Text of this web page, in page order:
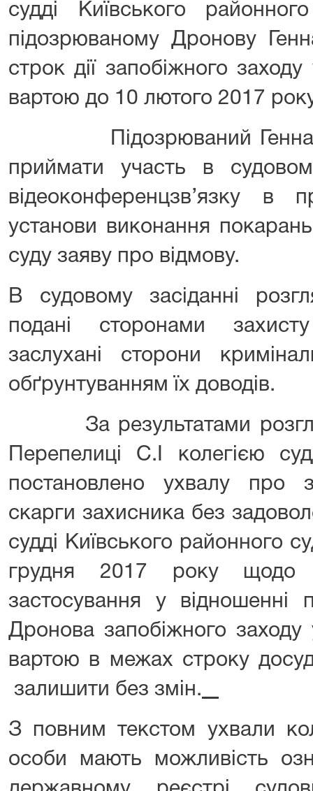
судді Київського
підозрюваному Дронову
строк дії запобіжного
вартою до 10 лютого 2017
Підозрюваний
приймати участь в
відеоконференцзв’язку в
установи виконання
суду заяву про відмову.
В судовому засіданні
подані сторонами
заслухані сторони
обґрунтуванням їх доводів.
За результатами
Перепелиці С.І колегією
постановлено ухвалу про
скарги захисника без
судді Київського районного
грудня 2017 року щодо
застосування у відношенні
Дронова запобіжного заходу
вартою в межах строку
залишити без змін.
З повним текстом ухвали
особи мають можливість